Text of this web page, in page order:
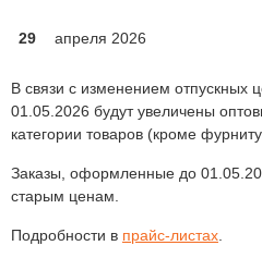
29 апреля 2026
В связи с изменением отпускных
01.05.2026 будут увеличены
категории товаров (кроме
Заказы, оформленные до
старым ценам.
Подробности в прайс-листах